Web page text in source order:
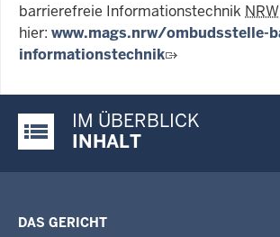
barrierefreie Informationstechnik NRW
hier: www.mags.nrw/ombudsstelle-
informationstechnik
Justiz-Portal im Überblick:
IM ÜBERBLICK
INHALT
DAS GERICHT